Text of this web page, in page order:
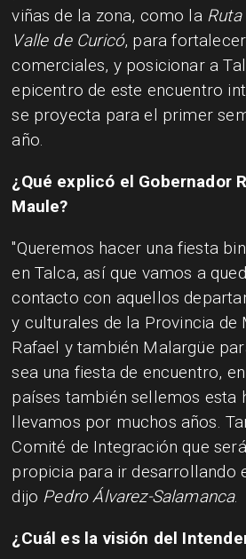
viñas de la zona, como la
Valle de Curicó, para
comerciales, y posicionar a
epicentro de este encuentro
se proyecta para el primer
año.
¿Qué explicó el Gobernador
Maule?
"Queremos hacer una fiesta
en Talca, así que vamos a
contacto con aquellos
y culturales de la Provincia de
Rafael y también Malargüe
sea una fiesta de encuentro,
países también sellemos esta
llevamos por muchos años.
Comité de Integración que
propicia para ir desarrollando
dijo Pedro Álvarez-Salamanca.
¿Cuál es la visión del